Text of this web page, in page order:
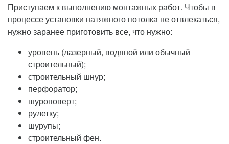
Приступаем к выполнению монтажных работ. Чтобы в
процессе установки натяжного потолка не отвлекаться,
нужно заранее приготовить все, что нужно:
уровень (лазерный, водяной или обычный
строительный);
строительный шнур;
перфоратор;
шуроповерт;
рулетку;
шурупы;
строительный фен.